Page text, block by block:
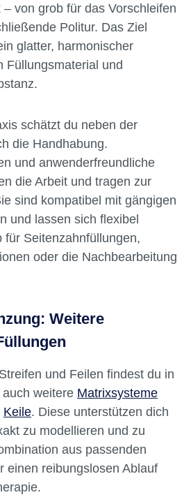
von grob für das Vorschleifen
Politur. Das Ziel
glatter, harmonischer
Füllungsmaterial und
schätzt du neben der
die Handhabung.
und anwenderfreundliche
die Arbeit und tragen zur
sind kompatibel mit gängigen
und lassen sich flexibel
für Seitenzahnfüllungen,
oder die Nachbearbeitung
Weitere
und Feilen findest du in
weitere Matrixsysteme
Keile. Diese unterstützen dich
zu modellieren und zu
aus passenden
einen reibungslosen Ablauf